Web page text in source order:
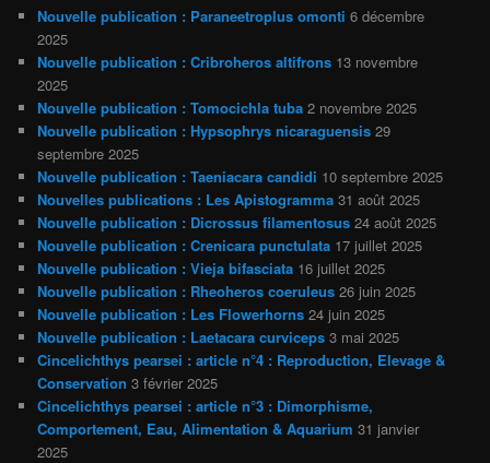
Nouvelle publication : Paraneetroplus omonti 6 décembre
2025
Nouvelle publication : Cribroheros altifrons 13 novembre
2025
Nouvelle publication : Tomocichla tuba 2 novembre 2025
Nouvelle publication : Hypsophrys nicaraguensis 29
septembre 2025
Nouvelle publication : Taeniacara candidi 10 septembre 2025
Nouvelles publications : Les Apistogramma 31 août 2025
Nouvelle publication : Dicrossus filamentosus 24 août 2025
Nouvelle publication : Crenicara punctulata 17 juillet 2025
Nouvelle publication : Vieja bifasciata 16 juillet 2025
Nouvelle publication : Rheoheros coeruleus 26 juin 2025
Nouvelle publication : Les Flowerhorns 24 juin 2025
Nouvelle publication : Laetacara curviceps 3 mai 2025
Cincelichthys pearsei : article n°4 : Reproduction, Elevage &
Conservation 3 février 2025
Cincelichthys pearsei : article n°3 : Dimorphisme,
Comportement, Eau, Alimentation & Aquarium 31 janvier
2025